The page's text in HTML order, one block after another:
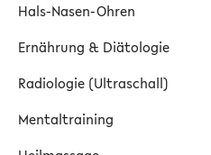
Hals-Nasen-Ohren
Ernährung & Diätologie
Radiologie (Ultraschall)
Mentaltraining